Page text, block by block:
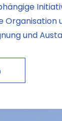
und